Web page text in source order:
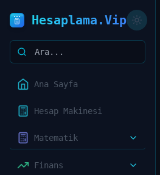
Hesaplama.Vip
Ana Sayfa
Hesap Makinesi
Matematik
Finans